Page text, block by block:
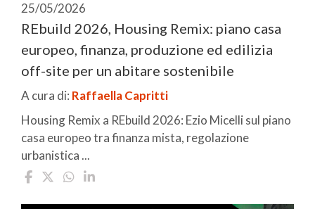
25/05/2026
REbuild 2026, Housing Remix: piano casa
europeo, finanza, produzione ed edilizia
off-site per un abitare sostenibile
A cura di: Raffaella Capritti
Housing Remix a REbuild 2026: Ezio Micelli sul piano
casa europeo tra finanza mista, regolazione
urbanistica ...